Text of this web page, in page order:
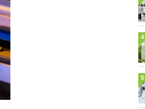
4
5